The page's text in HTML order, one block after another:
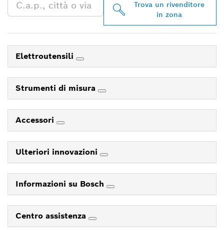
Trova un rivenditore
in zona
Elettroutensili
Strumenti di misura
Accessori
Ulteriori innovazioni
Informazioni su Bosch
Centro assistenza